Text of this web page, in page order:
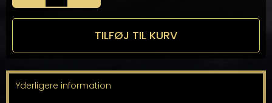
-
Gevindundervogn
TILFØJ TIL KURV
Yderligere information